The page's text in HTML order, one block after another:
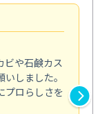
ビや石鹸カス
しました。
プロらしさを